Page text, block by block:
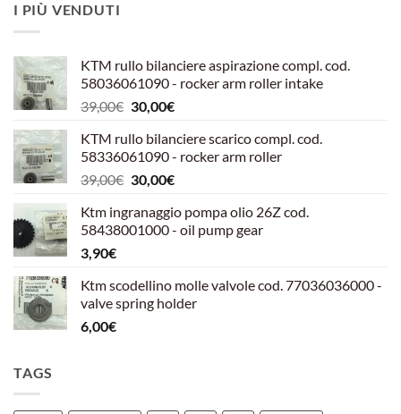
I PIÙ VENDUTI
KTM rullo bilanciere aspirazione compl. cod.
58036061090 - rocker arm roller intake
39,00€ Il
originale
era:
39,00€.
30,00€Il
attuale
è:
30,00€.
KTM rullo bilanciere scarico compl. cod.
58336061090 - rocker arm roller
39,00€ Il
originale
era:
30,00€Il
attuale
è:
Ktm ingranaggio pompa olio 26Z cod.
58438001000 - oil pump gear
3,90€
Ktm scodellino molle valvole cod. 77036036000 -
valve spring holder
6,00€
TAGS